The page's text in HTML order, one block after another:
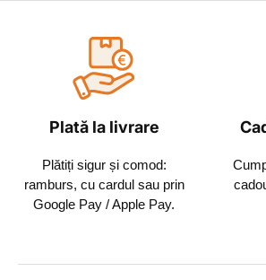
Plată la livrare
Plătiți sigur și comod:
ramburs, cu cardul sau prin
Google Pay / Apple Pay.